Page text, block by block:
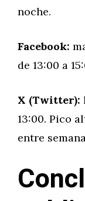
noche.
Facebook:
de 13:00 a
X (Twitter):
13:00. Pico
entre